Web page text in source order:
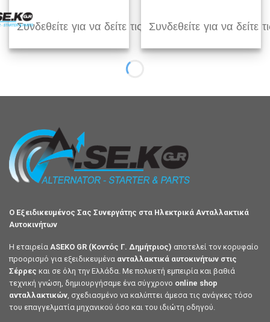
Συνδεθείτε για να δείτε τις τιμέςΣυνδεθείτε για να δείτε
Ο Εξειδικευμένος Σας Συνεργάτης στα Ηλεκτρικά Ανταλλακτικά
Αυτοκινήτων
Η εταιρεία ASEKO GR (Κοντός Γ. Δημήτριος) αποτελεί τον κορυφαίο
προορισμό για εξειδικευμένα ανταλλακτικά αυτοκινήτων στις
Σέρρες και σε όλη την Ελλάδα. Με πολυετή εμπειρία και βαθιά
τεχνική γνώση, δημιουργήσαμε ένα σύγχρονο online shop
ανταλλακτικών , σχεδιασμένο να καλύπτει άμεσα τις ανάγκες τόσο
του επαγγελματία μηχανικού όσο και του ιδιώτη οδηγού.